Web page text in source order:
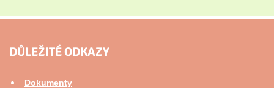
DŮLEŽITÉ ODKAZY
Dokumenty